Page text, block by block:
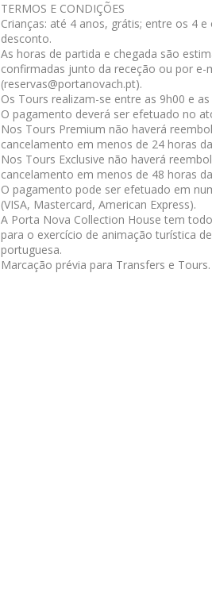
TERMOS E CONDIÇÕES
Crianças: até 4 anos, grátis; entre os 4 e
desconto.
As horas de partida e chegada são
confirmadas junto da receção ou por e-
(reservas@portanovach.pt).
Os Tours realizam-se entre as 9h00 e as
O pagamento deverá ser efetuado no
Nos Tours Premium não haverá
cancelamento em menos de 24 horas
Nos Tours Exclusive não haverá
cancelamento em menos de 48 horas
O pagamento pode ser efetuado em
(VISA, Mastercard, American Express).
A Porta Nova Collection House tem
para o exercício de animação turística
portuguesa.
Marcação prévia para Transfers e Tours.